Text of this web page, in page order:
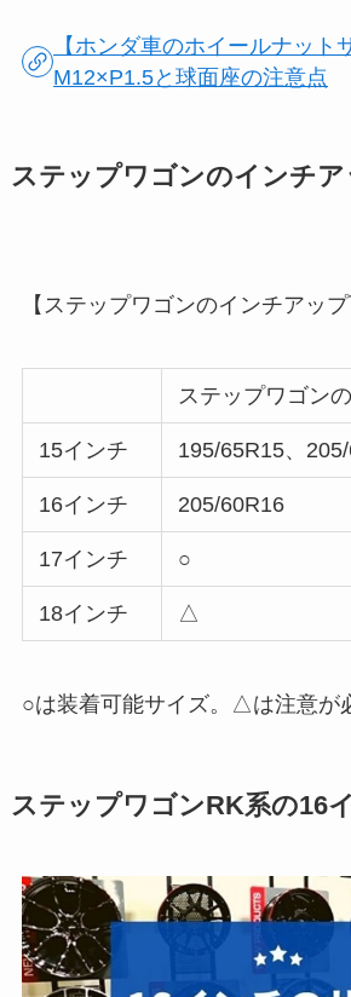
【ホンダ車のホイールナット
M12×P1.5と球面座の注意点
ステップワゴンのインチ
【ステップワゴンのインチアップ
ステップワゴン
15インチ 195/65R15、
16インチ 205/60R16
17インチ ○
18インチ △
○は装着可能サイズ。△は注意が
ステップワゴンRK系の16